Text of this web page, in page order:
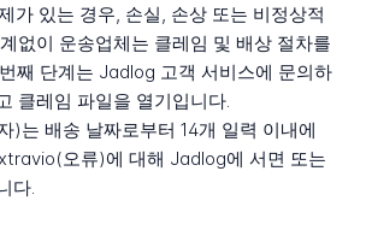
가 있는 경우, 손실, 손상 또는 비정상적
없이 운송업체는 클레임 및 배상 절차를
째 단계는 Jadlog 고객 서비스에 문의하
클레임 파일을 열기입니다.
)는 배송 날짜로부터 14개 일력 이내에
오류)에 대해 Jadlog에 서면 또는
다.